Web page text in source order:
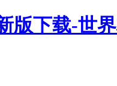
版下载-世